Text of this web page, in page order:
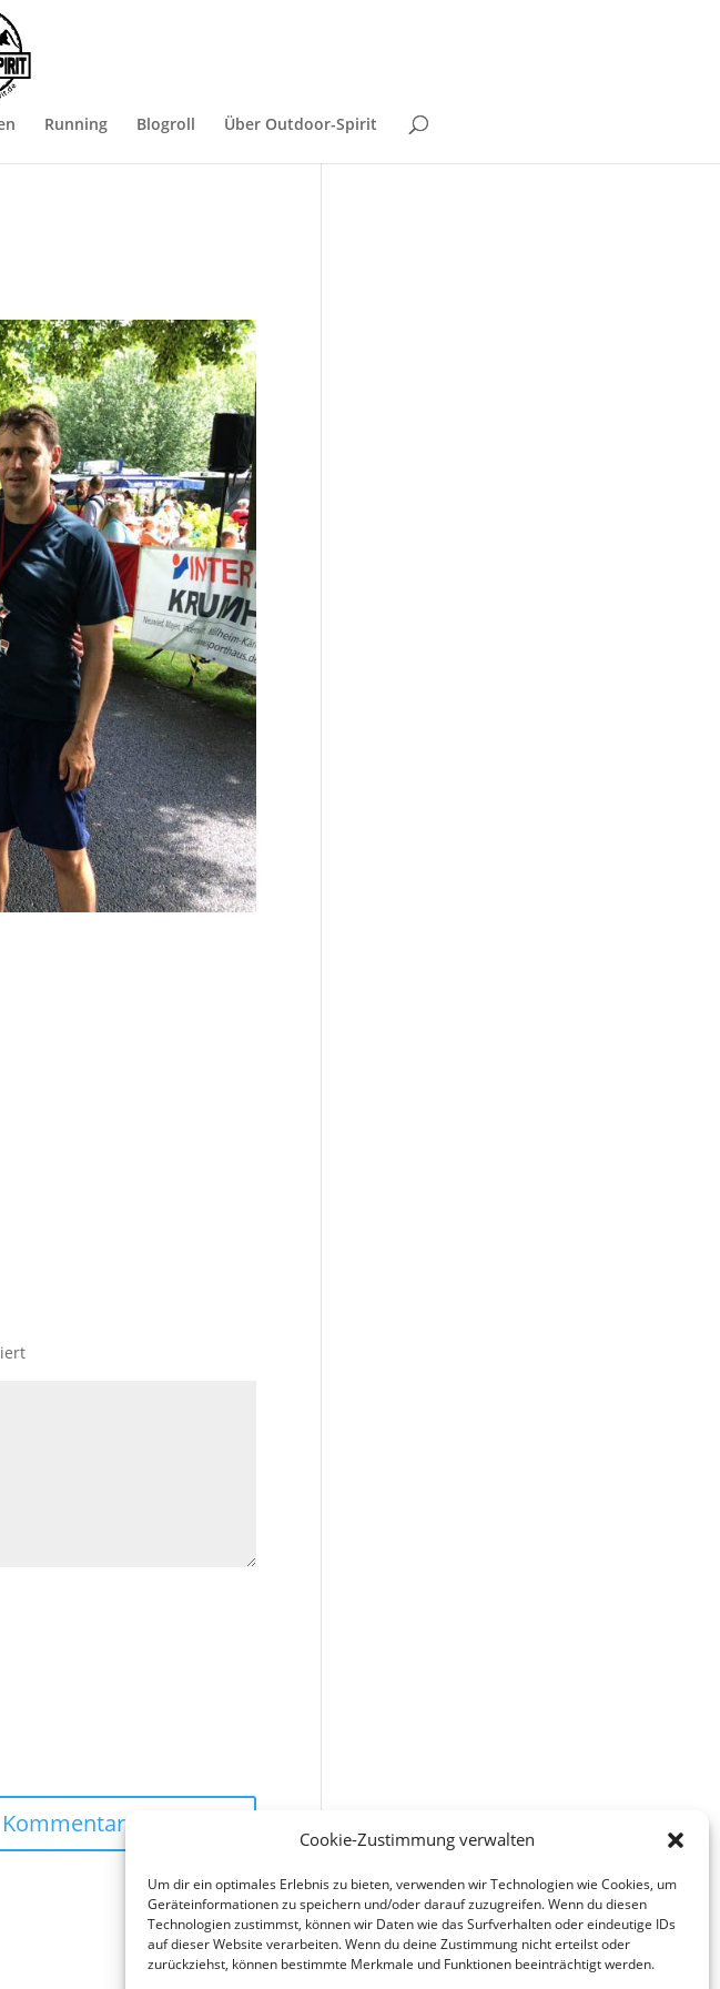
Cookie-Zustimmung verwalten
Um dir ein optimales Erlebnis zu bieten, verwenden wir Technologien wie Cookies, um
Geräteinformationen zu speichern und/oder darauf zuzugreifen. Wenn du diesen
Technologien zustimmst, können wir Daten wie das Surfverhalten oder eindeutige IDs
auf dieser Website verarbeiten. Wenn du deine Zustimmung nicht erteilst oder
zurückziehst, können bestimmte Merkmale und Funktionen beeinträchtigt werden.
Running Blogroll Über Outdoor-Spirit